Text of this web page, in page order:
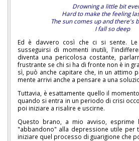
Drowning a little bit
Hard to make the feeling
The sun comes up and there's
I fall so deep
Ed è davvero così che ci si sente.
susseguirsi di momenti inutili,
diventa una pericolosa costante,
frustrante se chi si ha di fronte non è in
sì, può anche capitare che, in un attimo
mente arrivi anche a pensare a una
Tuttavia, è esattamente quello il
quando si entra in un periodo di crisi
poi iniziare a risalire e uscirne.
Questo brano, a mio avviso, esprime
"abbandono" alla depressione utile per
iniziare quel processo di guarigione che